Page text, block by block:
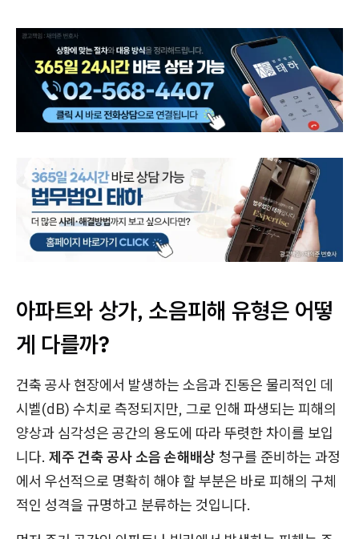
아파트와 상가, 소음피해 유형은 어떻
게 다를까?
건축 공사 현장에서 발생하는 소음과 진동은 물리적인 데
시벨(dB) 수치로 측정되지만, 그로 인해 파생되는 피해의
양상과 심각성은 공간의 용도에 따라 뚜렷한 차이를 보입
니다. 제주 건축 공사 소음 손해배상 청구를 준비하는 과정
에서 우선적으로 명확히 해야 할 부분은 바로 피해의 구체
적인 성격을 규명하고 분류하는 것입니다.